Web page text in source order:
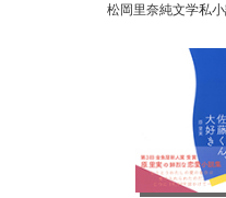
松岡里奈純文学私